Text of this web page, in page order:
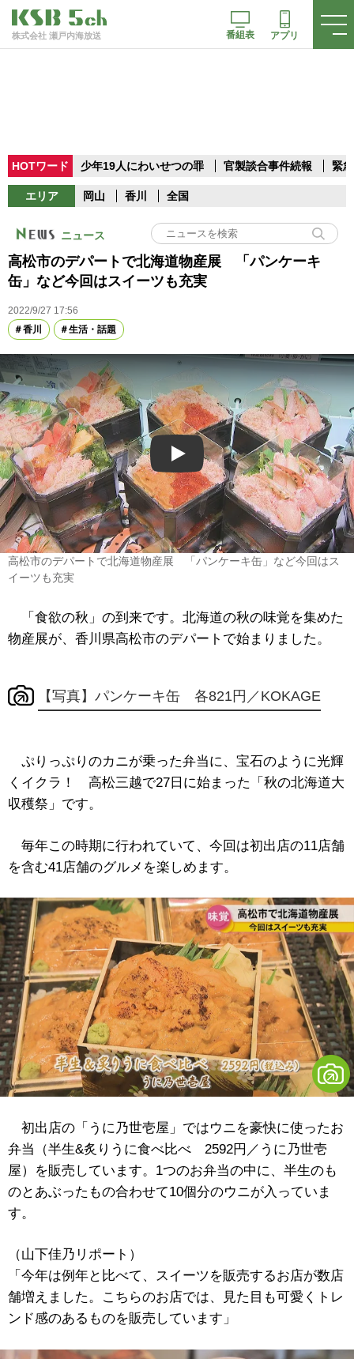
株式会社 瀬戸内海放送 番組表 アプリ
HOTワード 少年19人にわいせつの罪 官製談合事件続報 緊
エリア 岡山 香川 全国
ニュース
高松市のデパートで北海道物産展 「パンケーキ
缶」など今回はスイーツも充実
2022/9/27 17:56
香川
生活・話題
Play
高松市のデパートで北海道物産展 「パンケーキ缶」など今回はス
イーツも充実
「食欲の秋」の到来です。北海道の秋の味覚を集めた
物産展が、香川県高松市のデパートで始まりました。
【写真】パンケーキ缶 各821円／KOKAGE
ぷりっぷりのカニが乗った弁当に、宝石のように光輝
くイクラ！ 高松三越で27日に始まった「秋の北海道大
収穫祭」です。
毎年この時期に行われていて、今回は初出店の11店舗
を含む41店舗のグルメを楽しめます。
初出店の「うに乃世壱屋」ではウニを豪快に使ったお
弁当（半生&炙りうに食べ比べ 2592円／うに乃世壱
屋）を販売しています。1つのお弁当の中に、半生のも
のとあぶったもの合わせて10個分のウニが入っていま
す。
（山下佳乃リポート）
「今年は例年と比べて、スイーツを販売するお店が数店
舗増えました。こちらのお店では、見た目も可愛くトレ
ンド感のあるものを販売しています」